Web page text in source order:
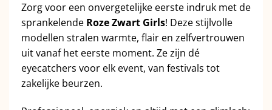
Zorg voor een onvergetelijke eerste indruk met de
sprankelende Roze Zwart Girls! Deze stijlvolle
modellen stralen warmte, flair en zelfvertrouwen
uit vanaf het eerste moment. Ze zijn dé
eyecatchers voor elk event, van festivals tot
zakelijke beurzen.